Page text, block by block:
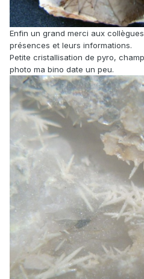
Enfin un grand merci aux
présences et leurs informations.
Petite cristallisation de pyro,
photo ma bino date un peu.